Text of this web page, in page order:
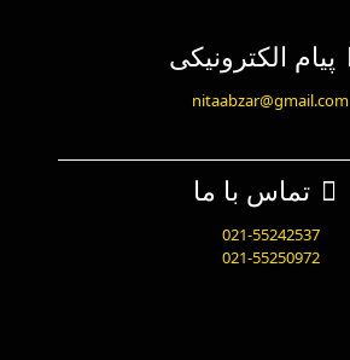
پیام الکترونیکی
nitaabzar@gmail.com
تماس با ما
021-55242537
021-55250972